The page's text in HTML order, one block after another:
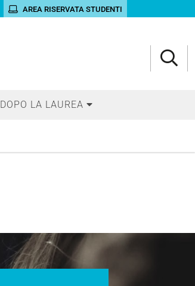
AREA RISERVATA STUDENTI
DOPO LA LAUREA